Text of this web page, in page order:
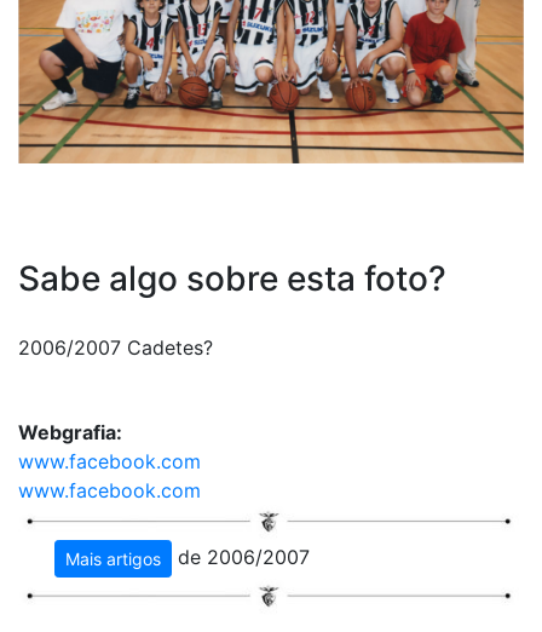
Sabe algo sobre esta foto?
2006/2007 Cadetes?
Webgrafia:
www.facebook.com
www.facebook.com
Mais artigos de 2006/2007